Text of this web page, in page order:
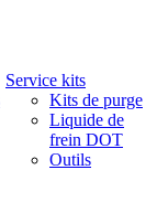
Service kits
Kits de purge
Liquide de
frein DOT
Outils